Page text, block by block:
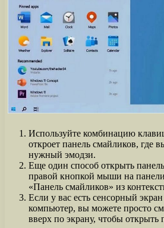
Используйте комбинацию
откроет панель смайликов, где
нужный эмодзи.
Еще один способ открыть
правой кнопкой мыши на
«Панель смайликов» из
Если у вас есть сенсорный
компьютер, вы можете просто
вверх по экрану, чтобы открыть